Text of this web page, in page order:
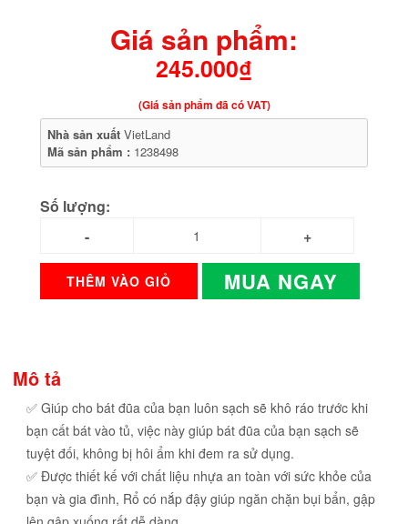
Giá sản phẩm:
245.000₫
(Giá sản phẩm đã có VAT)
Nhà sản xuất VietLand
Mã sản phẩm : 1238498
Số lượng:
THÊM VÀO GIỎ MUA NGAY
Mô tả
✅ Giúp cho bát đũa của bạn luôn sạch sẽ khô ráo trước khi
bạn cất bát vào tủ, việc này giúp bát đũa của bạn sạch sẽ
tuyệt đối, không bị hôi ẩm khi đem ra sử dụng.
✅ Được thiết kế với chất liệu nhựa an toàn với sức khỏe của
bạn và gia đình, Rổ có nắp đậy giúp ngăn chặn bụi bẩn, gập